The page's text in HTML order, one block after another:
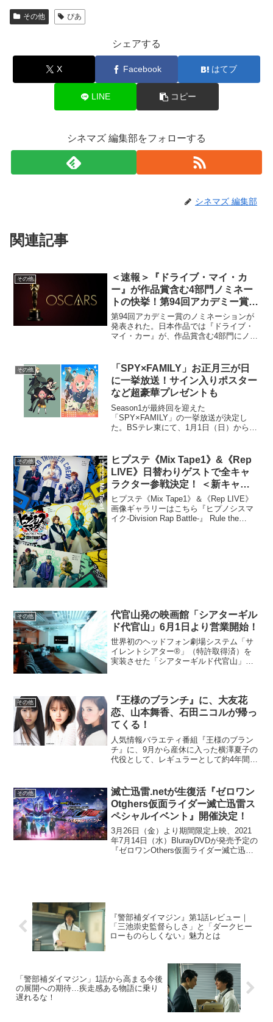
その他 ぴあ
シェアする
X Facebook はてブ
LINE コピー
シネマズ 編集部をフォローする
シネマズ 編集部
関連記事
その他
＜速報＞『ドライブ・マイ・カ
ー』が作品賞含む4部門ノミネー
トの快挙！第94回アカデミー賞ノ
ミネーション発表！
第94回アカデミー賞のノミネーションが
発表された。日本作品では『ドライブ・
マイ・カー』が、作品賞含む4部門にノミ
2022年3月27日に開催予定となってい
る。第94回アカ...
その他
「SPY×FAMILY」お正月三が日
に一挙放送！サイン⼊りポスター
など超豪華プレゼントも
Season1が最終回を迎えた
「SPY×FAMILY」の一挙放送が決定し
た。BSテレ東にて、1⽉1⽇（⽇）から3
る。さらに、データ放送による超豪華プ
レゼント...
その他
ヒプステ《Mix Tape1》&《Rep
LIVE》日替わりゲストで全キャ
ラクター参戦決定！ ＜新キャス
トメッセージあり＞
ヒプステ《Mix Tape1》＆《Rep LIVE》
画像ギャラリーはこちら『ヒプノシスマ
イク-Division Rap Battle-』 Rule the
その他
代官山発の映画館「シアターギル
ド代官山」6月1日より営業開始！
世界初のヘッドフォン劇場システム「サ
イレントシアター®️」（特許取得済）を
実装させた「シアターギルド代官山」
ッドフォンで映画を鑑...
その他
『王様のブランチ』に、大友花
恋、山本舞香、石田ニコルが帰っ
てくる！
人気情報バラエティ番組『王様のブラン
チ』に、9月から産休に入った横澤夏子の
代役として、レギュラーとして約4年間
が帰ってくることが分かった。横澤はニ
ッチェと交互に隔週で...
その他
滅亡迅雷.netが生復活『ゼロワン
Otghers仮面ライダー滅亡迅雷ス
ペシャルイベント』開催決定！
3月26日（金）より期間限定上映、2021
年7月14日（水）BlurayDVDが発売予定の
『ゼロワンOthers仮面ライダー滅亡迅
『警部補ダイマジン』第1話レビュー｜
「三池崇史監督らしさ」と「ダークヒー
ローものらしくない」魅力とは
「警部補ダイマジン」1話から高まる今後
の展開への期待…疾走感ある物語に乗り
遅れるな！